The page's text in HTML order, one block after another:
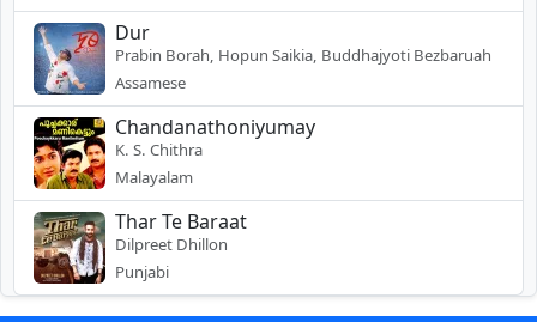
Dur
Prabin Borah, Hopun Saikia, Buddhajyoti Bezbaruah
Assamese
Chandanathoniyumay
K. S. Chithra
Malayalam
Thar Te Baraat
Dilpreet Dhillon
Punjabi